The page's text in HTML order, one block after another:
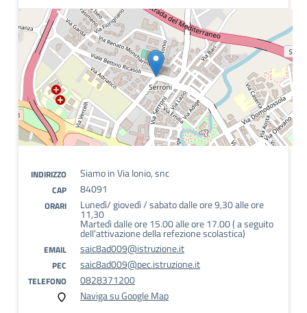
INDIRIZZO Siamo in Via Ionio, snc
CAP 84091
ORARI Lunedì/ giovedì / sabato dalle ore 9,30 alle ore
11,30
Martedì dalle ore 15.00 alle ore 17.00 ( a seguito
dell’attivazione della refezione scolastica)
EMAIL saic8ad009@istruzione.it
PEC saic8ad009@pec.istruzione.it
TELEFONO
0828371200
Naviga su Google Map